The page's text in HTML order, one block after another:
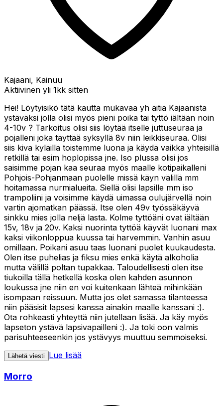
Kajaani, Kainuu
Aktiivinen yli 1kk sitten
Hei! Löytyisikö tätä kautta mukavaa yh äitiä Kajaanista
ystäväksi jolla olisi myös pieni poika tai tyttö iältään noin
4-10v ? Tarkoitus olisi siis löytää itselle juttuseuraa ja
pojalleni joka täyttää syksyllä 8v niin leikkiseuraa. Olisi
siis kiva kyläillä toistemme luona ja käydä vaikka yhteisillä
retkillä tai esim hoplopissa jne. Iso plussa olisi jos
saisimme pojan kaa seuraa myös maalle kotipaikalleni
Pohjois-Pohjanmaan puolelle missä käyn välillä mm
hoitamassa nurmialueita. Siellä olisi lapsille mm iso
trampoliini ja voisimme käydä uimassa oulujärvellä noin
vartin ajomatkan päässä. Itse olen 49v työssäkäyvä
sinkku mies jolla neljä lasta. Kolme tyttöäni ovat iältään
15v, 18v ja 20v. Kaksi nuorinta tyttöä käyvät luonani max
kaksi viikonloppua kuussa tai harvemmin. Vanhin asuu
omillaan. Poikani asuu taas luonani puolet kuukaudesta.
Olen itse puhelias ja fiksu mies enkä käytä alkoholia
mutta välillä poltan tupakkaa. Taloudellisesti olen itse
tiukoilla tällä hetkellä koska olen kahden asunnon
loukussa jne niin en voi kuitenkaan lähteä mihinkään
isompaan reissuun. Mutta jos olet samassa tilanteessa
niin pääsisit lapsesi kanssa ainakin maalle kanssani :).
Ota rohkeasti yhteyttä niin jutellaan lisää. Ja käy myös
lapseton ystävä lapsivapailleni :). Ja toki oon valmis
parisuhteeseenkin jos ystävyys muuttuu semmoiseksi.
Lähetä viesti Lue lisää
Morro